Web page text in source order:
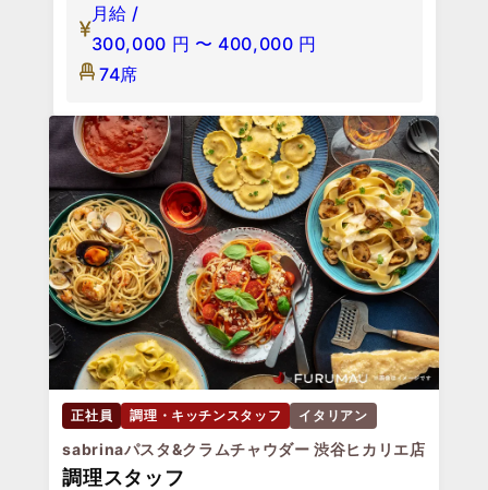
月給 /
300,000 円 〜 400,000 円
74席
正社員 調理・キッチンスタッフ イタリアン
sabrinaパスタ&クラムチャウダー 渋谷ヒカリエ店
調理スタッフ